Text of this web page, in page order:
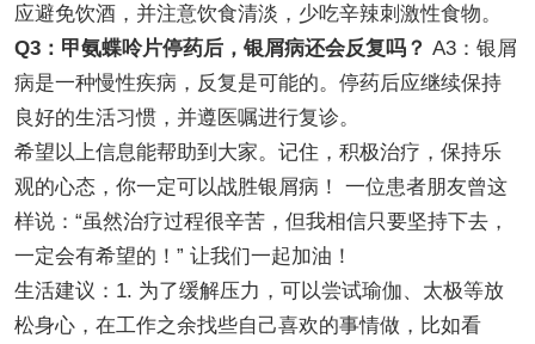
应避免饮酒，并注意饮食清淡，少吃辛辣刺激性食物。
Q3：甲氨蝶呤片停药后，银屑病还会反复吗？ A3：银屑
病是一种慢性疾病，反复是可能的。停药后应继续保持
良好的生活习惯，并遵医嘱进行复诊。
希望以上信息能帮助到大家。记住，积极治疗，保持乐
观的心态，你一定可以战胜银屑病！ 一位患者朋友曾这
样说：“虽然治疗过程很辛苦，但我相信只要坚持下去，
一定会有希望的！” 让我们一起加油！
生活建议：1. 为了缓解压力，可以尝试瑜伽、太极等放
松身心，在工作之余找些自己喜欢的事情做，比如看